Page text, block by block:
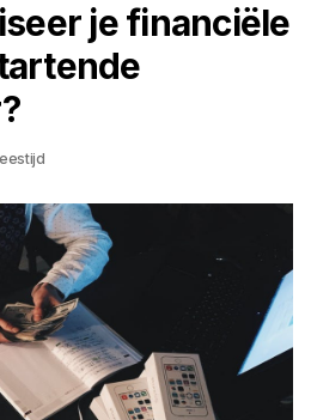
je financiële